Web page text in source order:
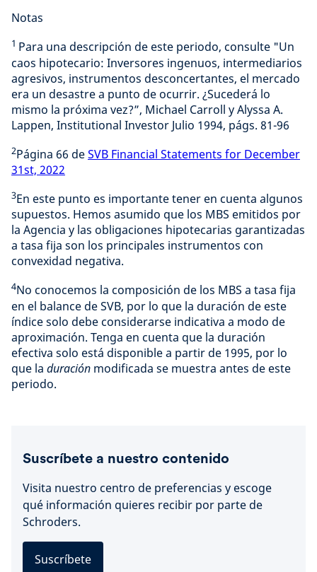
Notas
1 Para una descripción de este periodo, consulte "Un
caos hipotecario: Inversores ingenuos, intermediarios
agresivos, instrumentos desconcertantes, el mercado
era un desastre a punto de ocurrir. ¿Sucederá lo
mismo la próxima vez?”, Michael Carroll y Alyssa A.
Lappen, Institutional Investor Julio 1994, págs. 81-96
2Página 66 deSVB Financial Statements for December
31st, 2022
3En este punto es importante tener en cuenta algunos
supuestos. Hemos asumido que los MBS emitidos por
la Agencia y las obligaciones hipotecarias garantizadas
a tasa fija son los principales instrumentos con
convexidad negativa.
4No conocemos la composición de los MBS a tasa fija
en el balance de SVB, por lo que la duración de este
índice solo debe considerarse indicativa a modo de
aproximación. Tenga en cuenta que la duración
efectiva solo está disponible a partir de 1995, por lo
que la duración modificada se muestra antes de este
periodo.
Suscríbete a nuestro contenido
Visita nuestro centro de preferencias y escoge
qué información quieres recibir por parte de
Schroders.
Suscríbete